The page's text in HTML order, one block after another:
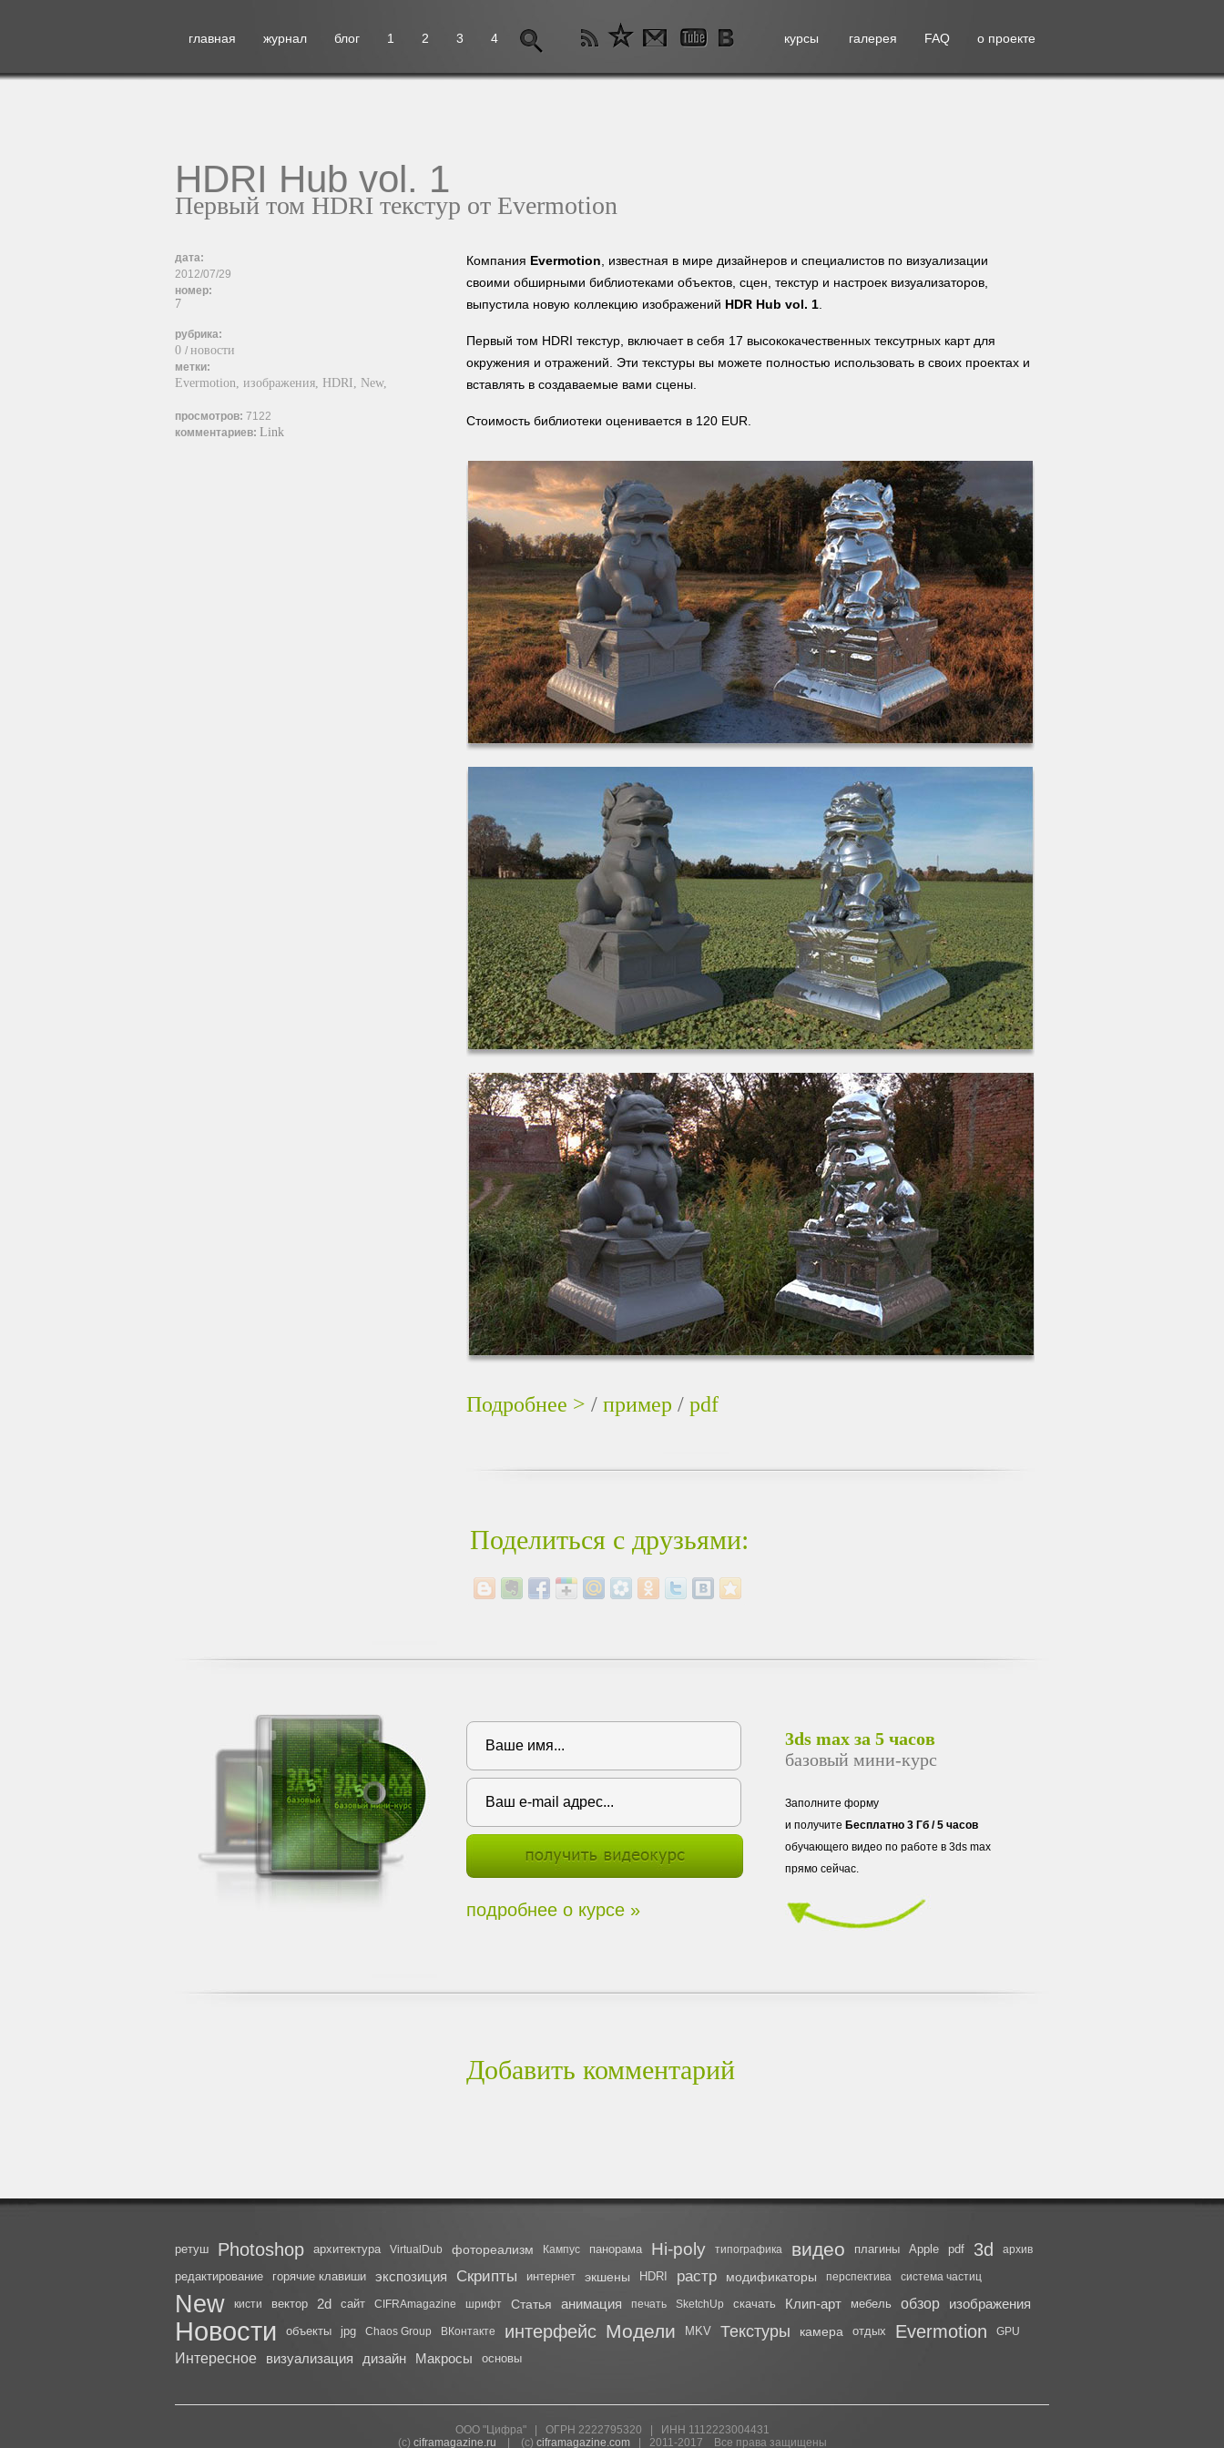
главная журнал блог 1 2 3 4 о проекте
FAQ
курсы галерея
HDRI Hub vol. 1
Первый том HDRI текстур от Evermotion
дата:
2012/07/29
номер:
7
рубрика:
0 / новости
метки:
Evermotion, изображения, HDRI, New,
просмотров: 7122
комментариев: Link
Компания Evermotion , известная в мире дизайнеров и специалистов по визуализации
своими обширными библиотеками объектов, сцен, текстур и настроек визуализаторов,
выпустила новую коллекцию изображений HDR Hub vol. 1
Первый том HDRI текстур, включает в себя 17 высококачественных тексутрных карт для
окружения и отражений. Эти текстуры вы можете полностью использовать в своих проектах и
вставлять в создаваемые вами сцены.
Стоимость библиотеки оценивается в 120 EUR.
Подробнее > / пример / pdf
Поделиться с друзьями:
подробнее о курсе »
3ds max за 5 часов
базовый мини-курс
Заполните форму
и получите Бесплатно 3 Гб / 5 часов
обучающего видео по работе в 3ds max
прямо сейчас.
Добавить комментарий
ретуш Photoshop архитектура VirtualDub фотореализм Кампус панорама Hi-poly типографика видео плагины Apple pdf 3d архив
редактирование горячие клавиши экспозиция Скрипты интернет экшены HDRI растр модификаторы перспектива система частиц
New кисти вектор 2d сайт CIFRAmagazine шрифт Статья анимация печать SketchUp скачать Клип-арт мебель обзор изображения
Новости объекты jpg Chaos Group ВКонтакте интерфейс Модели MKV Текстуры камера отдых Evermotion GPU
Интересное визуализация дизайн Макросы основы
ООО "Цифра" | ОГРН 2222795320 | ИНН 1112223004431
(с) ciframagazine.ru | (с) ciframagazine.com| 2011-2017 Все права защищены